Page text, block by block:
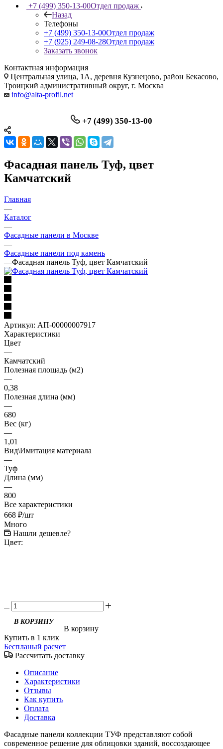
+7 (499) 350-13-00Отдел продаж
Назад
Телефоны
+7 (499) 350-13-00Отдел продаж
+7 (925) 249-08-28Отдел продаж
Заказать звонок
Контактная информация
Центральная улица, 1А, деревня Кузнецово, район Бекасово,
Троицкий административный округ, г. Москва
info@alta-profil.net
+7 (499) 350-13-00
Фасадная панель Туф, цвет
Камчатский
Главная
—
Каталог
—
Фасадные панели в Москве
—
Фасадные панели под камень
—Фасадная панель Туф, цвет Камчатский
Артикул: АП-00000007917
Характеристики
Цвет
—
Камчатский
Полезная площадь (м2)
—
0,38
Полезная длина (мм)
—
680
Вес (кг)
—
1,01
Вид\Имитация материала
—
Туф
Длина (мм)
—
800
Все характеристики
668 ₽/шт
Много
Нашли дешевле?
Цвет:
В корзину
Купить в 1 клик
Беспланый расчет
Рассчитать доставку
Описание
Характеристики
Отзывы
Как купить
Оплата
Доставка
Фасадные панели коллекции ТУФ представляют собой
современное решение для облицовки зданий, воссоздающее